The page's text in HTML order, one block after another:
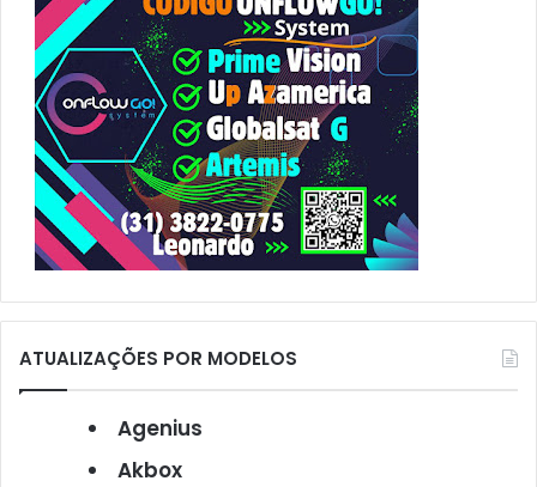
:
ATUALIZAÇÕES POR MODELOS
Agenius
Akbox